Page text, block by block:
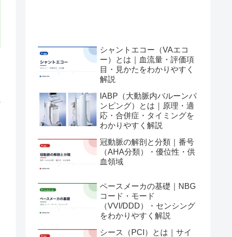
シャントエコー（VAエコ
ー）とは｜血流量・評価項
目・見かたをわかりやすく
解説
IABP（大動脈内バルーンパ
ンピング）とは｜原理・適
応・合併症・タイミングを
わかりやすく解説
冠動脈の解剖と分類｜番号
（AHA分類）・優位性・供
血領域
ペースメーカの基礎｜NBG
コード・モード
（VVI/DDD）・センシング
をわかりやすく解説
シース（PCI）とは｜サイ